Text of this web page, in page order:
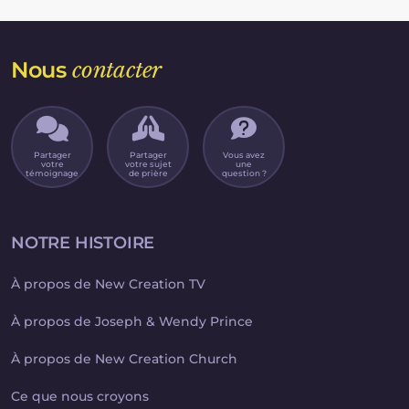
j'avais un très mauvais tempérament,
un foyer chrétien et que je connaissais
Nouscontacter
Partager
votre
témoignage
Partager
votre sujet
de prière
Vous avez
une
question ?
NOTRE HISTOIRE
À propos de New Creation TV
À propos de Joseph & Wendy Prince
À propos de New Creation Church
Ce que nous croyons